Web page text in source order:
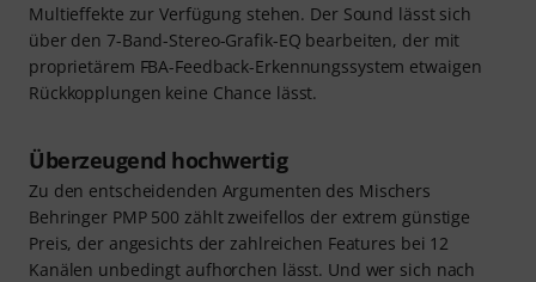
Multieffekte zur Verfügung stehen. Der Sound lässt sich
über den 7-Band-Stereo-Grafik-EQ bearbeiten, der mit
proprietärem FBA-Feedback-Erkennungssystem etwaigen
Rückkopplungen keine Chance lässt.
Überzeugend hochwertig
Zu den entscheidenden Argumenten des Mischers
Behringer PMP 500 zählt zweifellos der extrem günstige
Preis, der angesichts der zahlreichen Features bei 12
Kanälen unbedingt aufhorchen lässt. Und wer sich nach